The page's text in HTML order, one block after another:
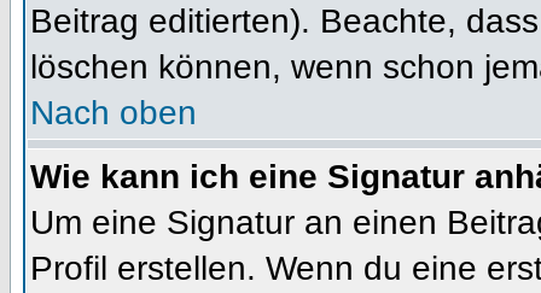
Beitrag editierten). Beachte,
löschen können, wenn schon
Nach oben
Wie kann ich eine Signatur
Um eine Signatur an einen
Profil erstellen. Wenn du eine